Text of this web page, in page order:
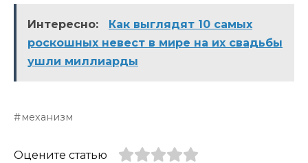
Интересно:
Как выглядят 10 самых
роскошных невест в мире на их свадьбы
ушли миллиарды
механизм
Оцените статью